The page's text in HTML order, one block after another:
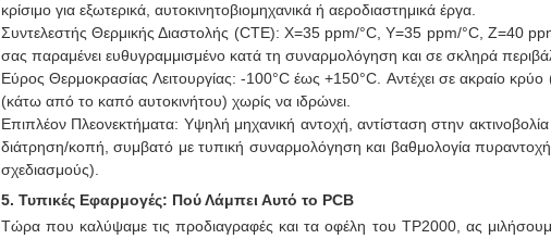
κρίσιμο για εξωτερικά, αυτοκινητοβιομηχανικά ή αεροδιαστημικά έργα.
Συντελεστής Θερμικής Διαστολής (CTE): X=35 ppm/°C, Y=35 ppm/°C, Z=40
σας παραμένει ευθυγραμμισμένο κατά τη συναρμολόγηση και σε σκληρά
Εύρος Θερμοκρασίας Λειτουργίας: -100°C έως +150°C. Αντέχει σε ακραίο κρύο
(κάτω από το καπό αυτοκινήτου) χωρίς να ιδρώνει.
Επιπλέον Πλεονεκτήματα: Υψηλή μηχανική αντοχή, αντίσταση στην
διάτρηση/κοπή, συμβατό με τυπική συναρμολόγηση και βαθμολογία
σχεδιασμούς).
5. Τυπικές Εφαρμογές: Πού Λάμπει Αυτό το PCB
Τώρα που καλύψαμε τις προδιαγραφές και τα οφέλη του TP2000, ας